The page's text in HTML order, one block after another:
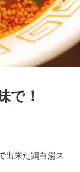
で！
出来た鶏白湯ス